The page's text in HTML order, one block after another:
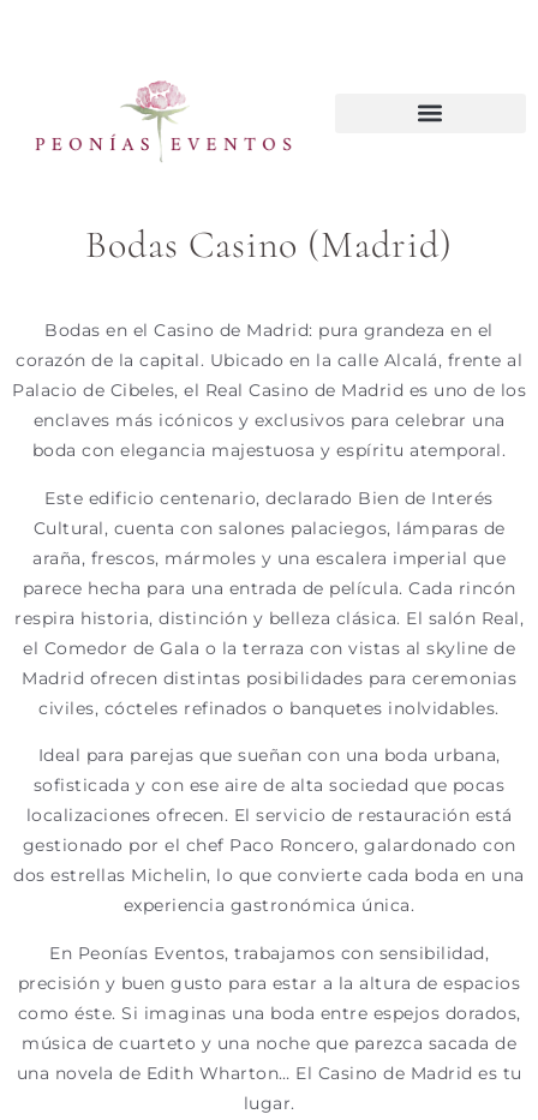
Bodas Casino (Madrid)
Bodas en el Casino de Madrid: pura grandeza en el
corazón de la capital. Ubicado en la calle Alcalá, frente al
Palacio de Cibeles, el Real Casino de Madrid es uno de los
enclaves más icónicos y exclusivos para celebrar una
boda con elegancia majestuosa y espíritu atemporal.
Este edificio centenario, declarado Bien de Interés
Cultural, cuenta con salones palaciegos, lámparas de
araña, frescos, mármoles y una escalera imperial que
parece hecha para una entrada de película. Cada rincón
respira historia, distinción y belleza clásica. El salón Real,
el Comedor de Gala o la terraza con vistas al skyline de
Madrid ofrecen distintas posibilidades para ceremonias
civiles, cócteles refinados o banquetes inolvidables.
Ideal para parejas que sueñan con una boda urbana,
sofisticada y con ese aire de alta sociedad que pocas
localizaciones ofrecen. El servicio de restauración está
gestionado por el chef Paco Roncero, galardonado con
dos estrellas Michelin, lo que convierte cada boda en una
experiencia gastronómica única.
En Peonías Eventos, trabajamos con sensibilidad,
precisión y buen gusto para estar a la altura de espacios
como éste. Si imaginas una boda entre espejos dorados,
música de cuarteto y una noche que parezca sacada de
una novela de Edith Wharton… El Casino de Madrid es tu
lugar.